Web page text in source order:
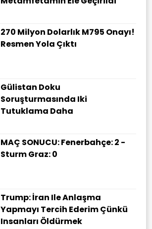
270 Milyon Dolarlık M795 Onayı!
Resmen Yola Çıktı
Gülistan Doku
Soruşturmasında Iki
Tutuklama Daha
MAÇ SONUCU: Fenerbahçe: 2 -
Sturm Graz: 0
Trump: İran Ile Anlaşma
Yapmayı Tercih Ederim Çünkü
Insanları Öldürmek